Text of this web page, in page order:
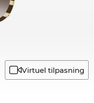
Virtuel tilpasning